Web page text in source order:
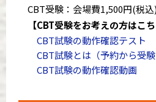
CBT受験：会場費1,500円(税込)
【CBT受験をお考えの方はこ
CBT試験の動作確認テスト
CBT試験とは（予約から受験
CBT試験の動作確認動画